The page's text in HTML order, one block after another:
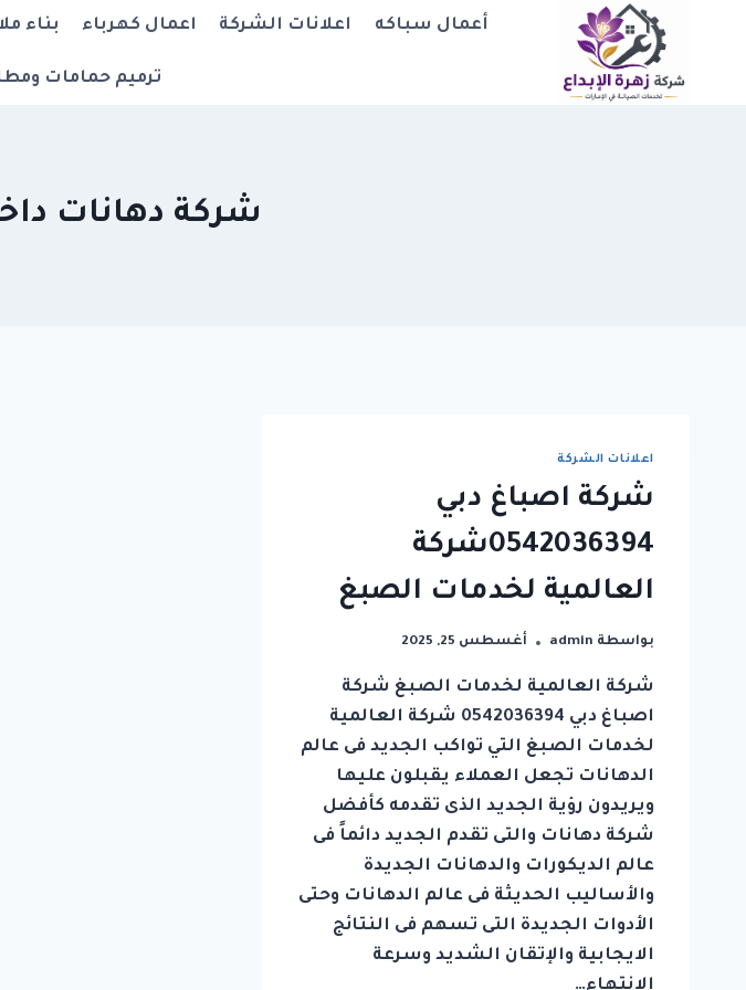
المحتوى
أعمال سباكه اعلانات الشركة اعمال كهرباء بناء
ترميم حمامات
شركة دهانات
اعلانات الشركة
شركة اصباغ دبي
0542036394شركة
العالمية لخدمات الصبغ
بواسطة admin أغسطس 25, 2025
شركة العالمية لخدمات الصبغ شركة
اصباغ دبي 0542036394 شركة العالمية
لخدمات الصبغ التي تواكب الجديد فى عالم
الدهانات تجعل العملاء يقبلون عليها
ويريدون رؤية الجديد الذى تقدمه كأفضل
شركة دهانات والتى تقدم الجديد دائماً فى
عالم الديكورات والدهانات الجديدة
والأساليب الحديثة فى عالم الدهانات وحتى
الأدوات الجديدة التى تسهم فى النتائج
الايجابية والإتقان الشديد وسرعة